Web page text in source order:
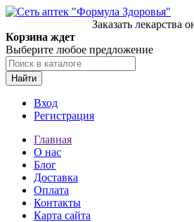
Заказать лекарства
Корзина ждет
Выберите любое предложение
Найти
Вход
Регистрация
Главная
О нас
Блог
Доставка
Оплата
Контакты
Карта сайта